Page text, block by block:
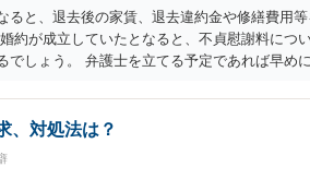
。 ⇒判決となり敗訴してしまった場合は、強
権回収が図られることになりますが、 和解
より支払うことも十分可能です。 ⑤ このよう
しょうか。 ⇒ご相談者様の認識を前提にすれ
め、 120万円のみについて交渉を続けること
ると、退去後の家賃、退去違約金や修繕費用
約が成立していたとなると、不貞慰謝料につ
でしょう。 弁護士を立てる予定であれば早め
、対処法は？